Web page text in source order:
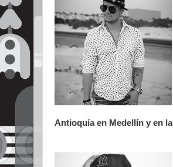
Antioquía en Medellín y en